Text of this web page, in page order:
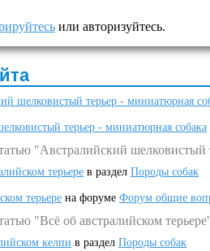
или авторизуйтесь.
шелковистый терьер - миниатюрная
терьер - миниатюрная собака
"Австралийский шелковистый
терьере в раздел Породы собак
терьере на форуме Форум общие
"Всё об австралийском
келпи в раздел Породы собак